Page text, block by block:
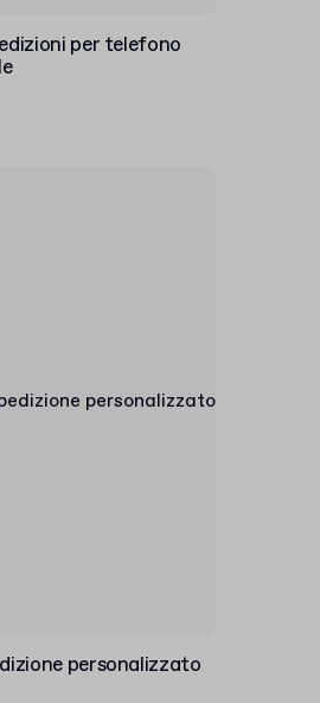
per telefono
personalizzato